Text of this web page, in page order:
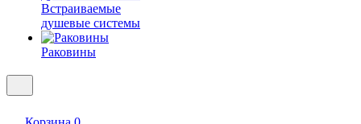
Встраиваемые
душевые системы
Раковины